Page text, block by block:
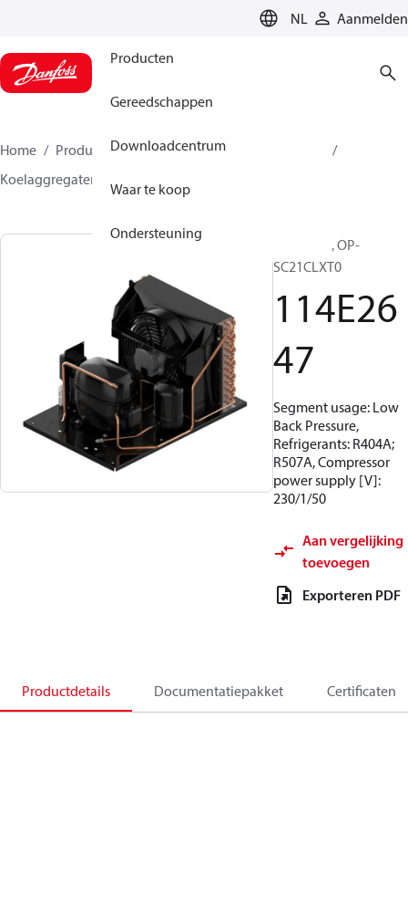
NL Aanmelden
Producten
Gereedschappen
Downloadcentrum
Waar te koop
Ondersteuning
Home Producten
Climate Solutions voor cooling
Koelaggregaten
Optyma™, OP-
SC21CLXT0
114E26
47
Segment usage: Low
Back Pressure,
Refrigerants: R404A;
R507A, Compressor
power supply [V]:
230/1/50
Aan vergelijking
toevoegen
Exporteren PDF
Productdetails Documentatiepakket Certificaten